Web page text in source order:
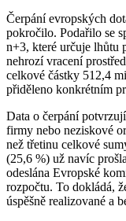
Čerpání evropských
pokročilo. Podařilo se
n+3, které určuje lhůtu
nehrozí vracení
celkové částky 512,4
přiděleno konkrétním
Data o čerpání
firmy nebo neziskové
než třetinu celkové
(25,6 %) už navíc
odeslána Evropské
rozpočtu. To dokládá,
úspěšně realizované a